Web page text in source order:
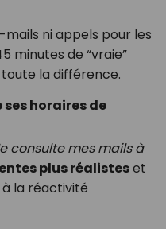
mails ni appels pour les
minutes de “vraie”
la différence.
ses horaires de
consulte mes mails à
plus réalisteset
la réactivité